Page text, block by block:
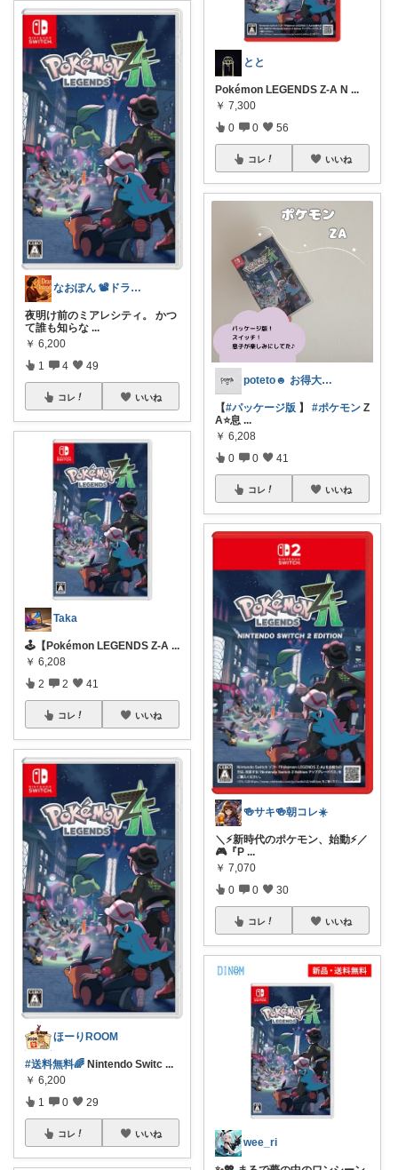
なおぽん 📽ドラマチック紹介
夜明け前のミアレシティ。 かつ
て誰も知らな ...
￥ 6,200
1 4 49
コレ いいね
Taka
🕹【Pokémon LEGENDS Z-A ...
￥ 6,208
2 2 41
コレ いいね
ほーりROOM
#送料無料🌈 Nintendo Switc ...
￥ 6,200
1 0 29
コレ いいね
とと
Pokémon LEGENDS Z-A N ...
￥ 7,300
0 0 56
コレ いいね
poteto☻ お得大好き💜
【#パッケージ版 】 #ポケモン Z
A⭐息 ...
￥ 6,208
0 0 41
コレ いいね
🍻サキ🍻朝コレ☀️
＼⚡️新時代のポケモン、始動⚡️／
🎮『P ...
￥ 7,070
0 0 30
コレ いいね
wee_ri